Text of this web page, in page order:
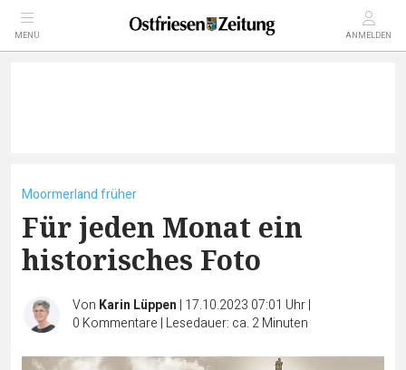
MENÜ ANMELDEN
Moormerland früher
Für jeden Monat ein
historisches Foto
Von Karin Lüppen | 17.10.2023 07:01 Uhr|
0 Kommentare | Lesedauer: ca. 2 Minuten